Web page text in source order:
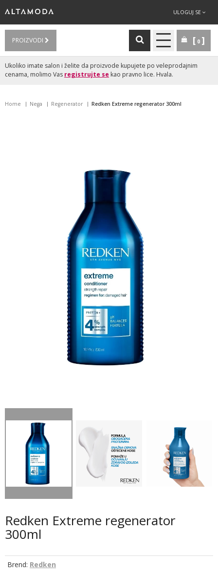
ULOGUJ SE
PROIZVODI 0
Ukoliko imate salon i želite da proizvode kupujete po veleprodajnim
cenama, molimo Vas registrujte se kao pravno lice. Hvala.
Home Nega Regenerator Redken Extreme regenerator 300ml
Redken Extreme regenerator
300ml
Brend: Redken